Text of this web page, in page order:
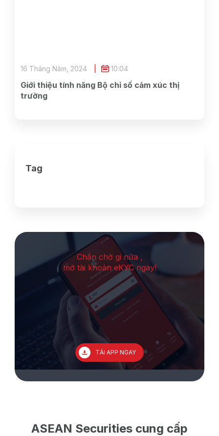
Giới thiệu tính năng Bộ chỉ số cảm xúc thị
trường
16 Tháng Năm, 2024 10:04
Tag
Chần chờ gi nữa ,
mở tài khoản eKYC ngay!
TẢI APP NGAY
ASEAN Securities cung cấp